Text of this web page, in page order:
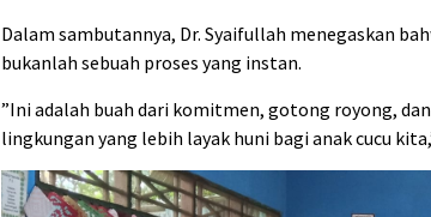
‎Dalam sambutannya, Dr. Syaifullah menegaskan
bukanlah sebuah proses yang instan.
‎”Ini adalah buah dari komitmen, gotong royong,
lingkungan yang lebih layak huni bagi anak cucu